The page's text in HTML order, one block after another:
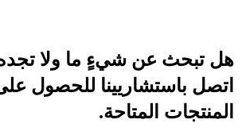
هل تبحث عن شيءٍ ما ولا
اتصل باستشاريينا للحصول
المنتجات المتاحة.